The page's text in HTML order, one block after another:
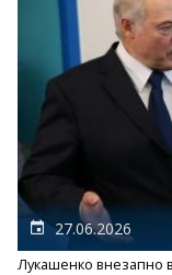
27.06.2026
Лукашенко внезапно